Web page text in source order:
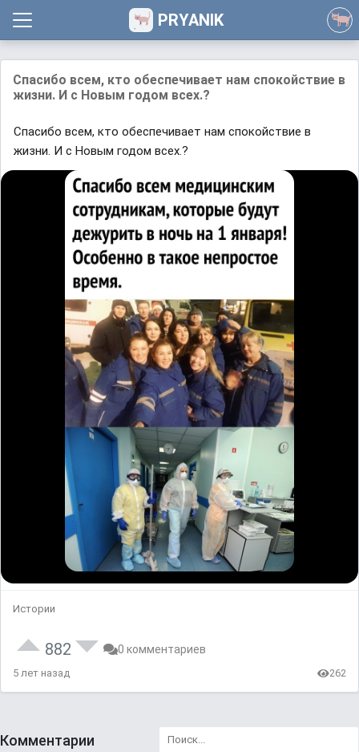
PRYANIK
Спасибо всем, кто обеспечивает нам спокойствие в
жизни. И с Новым годом всех.?
Спасибо всем, кто обеспечивает нам спокойствие в
жизни. И с Новым годом всех.?
Истории
882 0 комментариев
5 лет назад 262
Комментарии